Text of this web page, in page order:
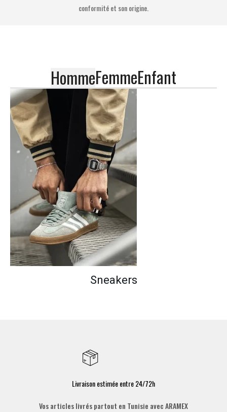
conformité et son origine.
HommeFemmeEnfant
Sneakers
Livraison estimée entre 24/72h
Vos articles livrés partout en Tunisie avec ARAMEX